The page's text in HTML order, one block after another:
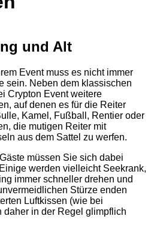
und Alt
Event muss es nicht immer
sein. Neben dem klassischen
Crypton Event weitere
auf denen es für die Reiter
Kamel, Fußball, Rentier oder
die mutigen Reiter mit
aus dem Sattel zu werfen.
müssen Sie sich dabei
werden vielleicht Seekrank,
immer schneller drehen und
Stürze enden
Luftkissen (wie bei
daher in der Regel glimpflich